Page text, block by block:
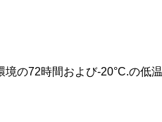
の72時間および-20°C.の低